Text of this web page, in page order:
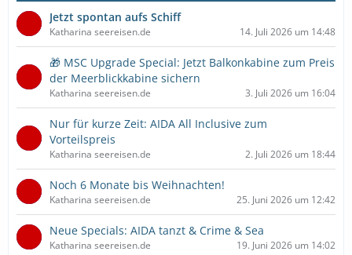
Jetzt spontan aufs Schiff
Katharina seereisen.de 14. Juli 2026 um 14:48
🎁 MSC Upgrade Special: Jetzt Balkonkabine zum Preis
der Meerblickkabine sichern
Katharina seereisen.de 3. Juli 2026 um 16:04
Nur für kurze Zeit: AIDA All Inclusive zum
Vorteilspreis
Katharina seereisen.de 2. Juli 2026 um 18:44
Noch 6 Monate bis Weihnachten!
Katharina seereisen.de 25. Juni 2026 um 12:42
Neue Specials: AIDA tanzt & Crime & Sea
Katharina seereisen.de 19. Juni 2026 um 14:02